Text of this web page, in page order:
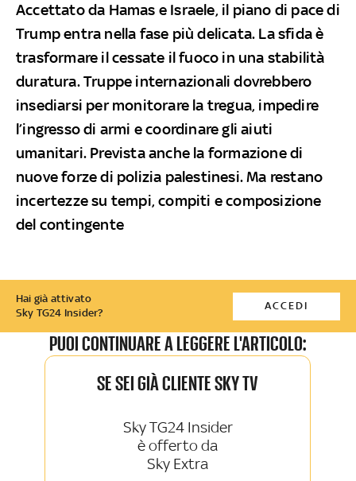
Accettato da Hamas e Israele, il piano di pace di
Trump entra nella fase più delicata. La sfida è
trasformare il cessate il fuoco in una stabilità
duratura. Truppe internazionali dovrebbero
insediarsi per monitorare la tregua, impedire
l’ingresso di armi e coordinare gli aiuti
umanitari. Prevista anche la formazione di
nuove forze di polizia palestinesi. Ma restano
incertezze su tempi, compiti e composizione
del contingente
Hai già attivato
Sky TG24 Insider?
ACCEDI
PUOI CONTINUARE A LEGGERE L'ARTICOLO:
SE SEI GIÀ CLIENTE SKY TV
Sky TG24 Insider
è offerto da
Sky Extra